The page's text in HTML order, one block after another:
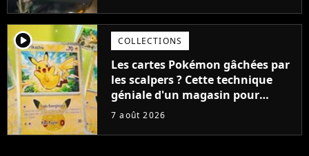
player2 COLLECTIONS
Les cartes Pokémon gâchées par
les scalpers ? Cette technique
géniale d'un magasin pour
ruiner les revendeurs
7 août 2026